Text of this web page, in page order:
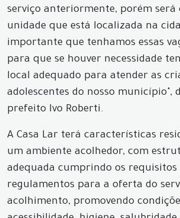
serviço anteriormente, porém será
unidade que está localizada na
importante que tenhamos essas
para que se houver necessidade
local adequado para atender as
adolescentes do nosso município",
prefeito Ivo Roberti.
A Casa Lar terá características
um ambiente acolhedor, com
adequada cumprindo os requisitos
regulamentos para a oferta do
acolhimento, promovendo